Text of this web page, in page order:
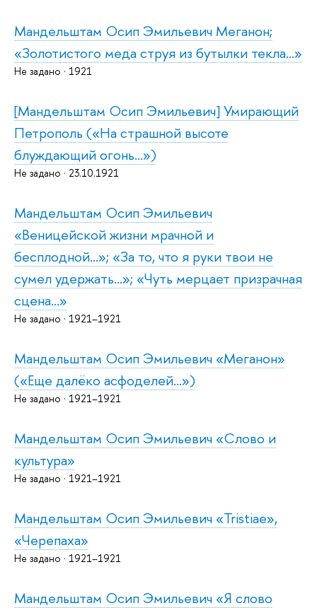
Мандельштам Осип Эмильевич Меганон;
«Золотистого меда струя из бутылки текла...»
Не задано · 1921
[Мандельштам Осип Эмильевич] Умирающий
Петрополь («На страшной высоте
блуждающий огонь...»)
Не задано · 23.10.1921
Мандельштам Осип Эмильевич
«Веницейской жизни мрачной и
бесплодной...»; «За то, что я руки твои не
сумел удержать...»; «Чуть мерцает призрачная
сцена...»
Не задано · 1921–1921
Мандельштам Осип Эмильевич «Меганон»
(«Еще далёко асфоделей...»)
Не задано · 1921–1921
Мандельштам Осип Эмильевич «Слово и
культура»
Не задано · 1921–1921
Мандельштам Осип Эмильевич «Tristiаe»,
«Черепаха»
Не задано · 1921–1921
Мандельштам Осип Эмильевич «Я слово